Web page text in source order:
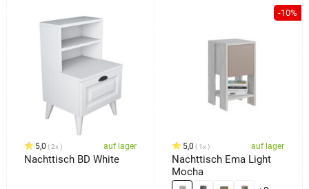
5,0 2x auf lager
Nachttisch BD White
-10%
5,0 1x auf lager
Nachttisch Ema Light
Mocha